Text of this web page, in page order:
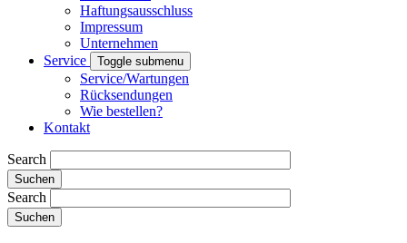
Haftungsausschluss
Impressum
Unternehmen
Service
Toggle submenu
Service/Wartungen
Rücksendungen
Wie bestellen?
Kontakt
Search
Search